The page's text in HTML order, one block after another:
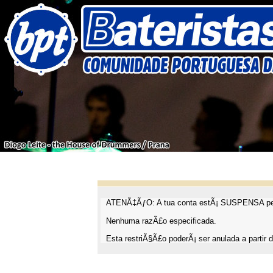
ATENÃ‡ÃƒO: A tua conta estÃ¡ SUSPENSA
Nenhuma razÃ£o especificada.
Esta restriÃ§Ã£o poderÃ¡ ser anulada a partir